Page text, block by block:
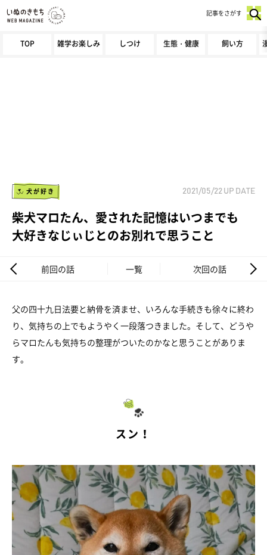
TOP 雑学お楽しみ しつけ 生態・健康 飼い方
記事をさがす
犬が好き 2021/05/22 UP DATE
柴犬マロたん、愛された記憶はいつまでも
大好きなじぃじとのお別れで思うこと
前回の話 一覧 次回の話
父の四十九日法要と納骨を済ませ、いろんな手続きも徐々に終わ
り、気持ちの上でもようやく一段落つきました。そして、どうや
らマロたんも気持ちの整理がついたのかなと思うことがありま
す。
スン！